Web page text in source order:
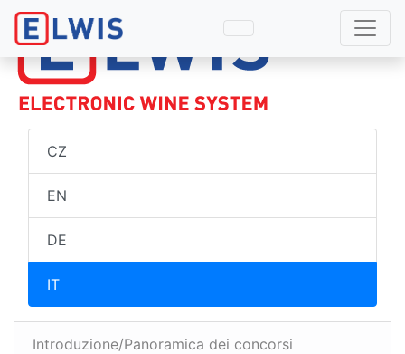
CZ
EN
DE
IT
Introduzione/Panoramica dei concorsi